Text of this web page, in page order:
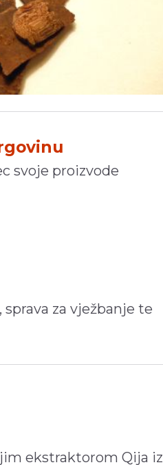
svoje proizvode
za vježbanje te
ekstraktorom Qija iz